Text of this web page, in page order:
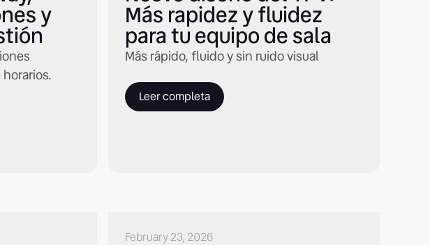
y Más rapidez y fluidez
para tu equipo de sala
Más rápido, fluido y sin ruido visual
Leer completa
February 23, 2026